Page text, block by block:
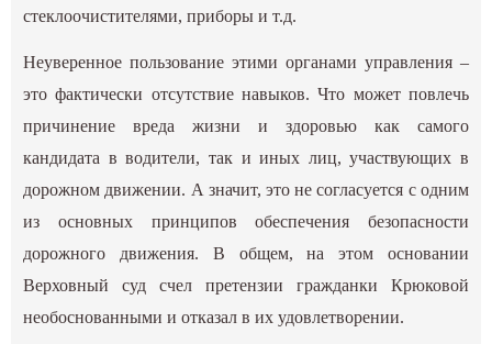
стеклоочистителями, приборы и т.д.
Неуверенное пользование этими органами управления –
это фактически отсутствие навыков. Что может повлечь
причинение вреда жизни и здоровью как самого
кандидата в водители, так и иных лиц, участвующих в
дорожном движении. А значит, это не согласуется с одним
из основных принципов обеспечения безопасности
дорожного движения. В общем, на этом основании
Верховный суд счел претензии гражданки Крюковой
необоснованными и отказал в их удовлетворении.